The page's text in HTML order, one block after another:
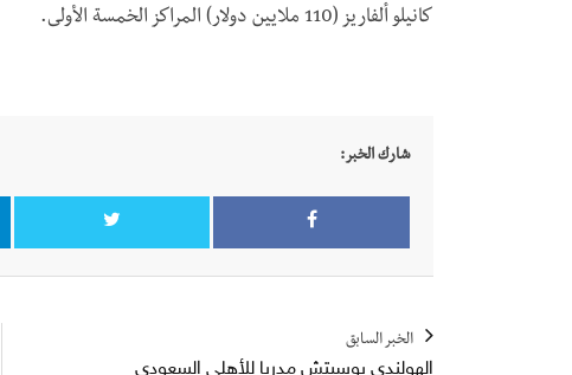
كانيلو ألفاريز (110 ملايين دولار) المراكز الخمسة الأولى.
شارك الخبر:
الخبر السابق
الهولندي بوسيتش مدربا للأهلي السعودي